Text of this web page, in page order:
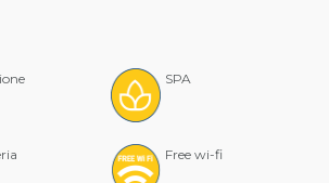
SPA
Free wi-fi